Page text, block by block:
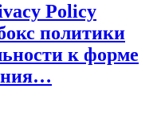
Policy
политики
к форме